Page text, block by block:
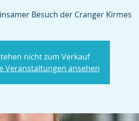
Besuch der Cranger Kirmes
nicht zum Verkauf
Veranstaltungen ansehen